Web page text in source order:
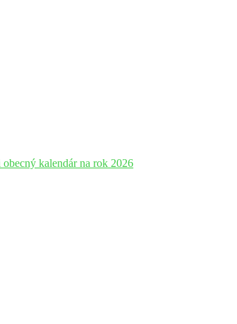
kalendár na rok 2026